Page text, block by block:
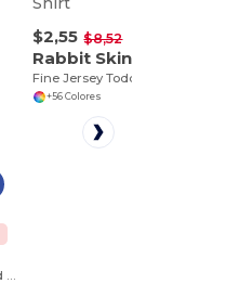
Camiseta Dolman Triblend para Mujer
$2,55 $8,52
Rabbit Skins 3321
Fine Jersey Toddler T-Shirt
+56 Colores